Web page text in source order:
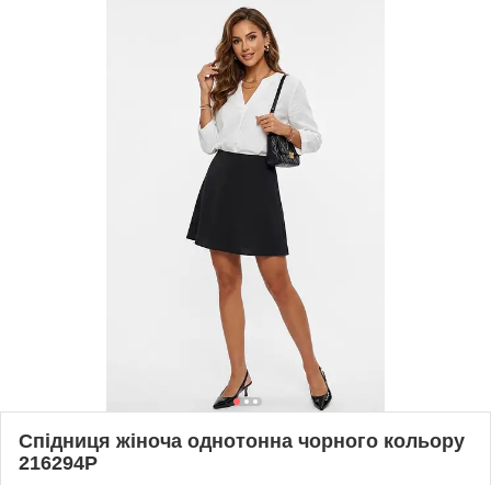
Спідниця жіноча однотонна чорного кольору
216294P